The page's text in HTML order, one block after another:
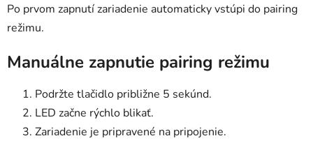
Po prvom zapnutí zariadenie automaticky vstúpi do pairing
režimu.
Manuálne zapnutie pairing režimu
Podržte tlačidlo približne 5 sekúnd.
LED začne rýchlo blikať.
Zariadenie je pripravené na pripojenie.